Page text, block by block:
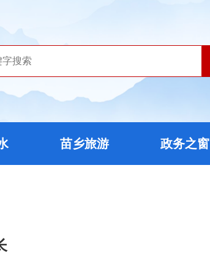
苗乡旅游 政务之窗